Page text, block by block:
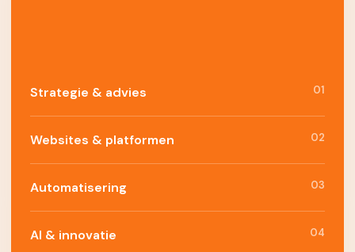
Strategie & advies 01
Websites & platformen 02
Automatisering 03
AI & innovatie 04